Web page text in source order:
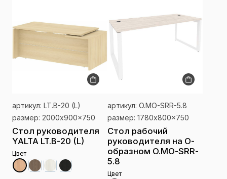
артикул: LT.B-20 (L)
размер: 2000x900x750
Стол руководителя
YALTA LT.B-20 (L)
Цвет
артикул: O.MO-SRR-5.8
размер: 1780x800x750
Стол рабочий
руководителя на О-
образном O.MO-SRR-
5.8
Цвет